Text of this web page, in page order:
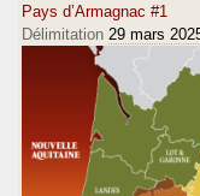
Pays d’Armagnac #1
Délimitation 29 mars